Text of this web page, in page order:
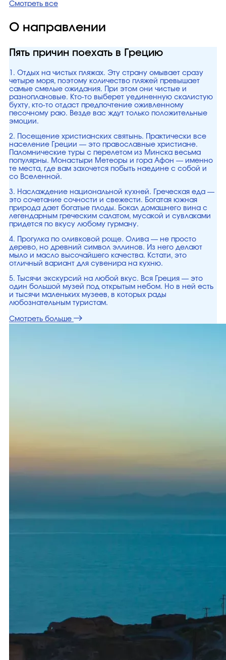
Смотреть все
О направлении
Пять причин поехать в Грецию
1. Отдых на чистых пляжах. Эту страну омывает сразу
четыре моря, поэтому количество пляжей превышает
самые смелые ожидания. При этом они чистые и
разноплановые. Кто-то выберет уединенную скалистую
бухту, кто-то отдаст предпочтение оживленному
песочному раю. Везде вас ждут только положительные
эмоции.
2. Посещение христианских святынь. Практически все
население Греции — это православные христиане.
Паломнические туры с перелетом из Минска весьма
популярны. Монастыри Метеоры и гора Афон — именно
те места, где вам захочется побыть наедине с собой и
со Вселенной.
3. Наслаждение национальной кухней. Греческая еда —
это сочетание сочности и свежести. Богатая южная
природа дает богатые плоды. Бокал домашнего вина с
легендарным греческим салатом, мусакой и сувлаками
придется по вкусу любому гурману.
4. Прогулка по оливковой роще. Олива — не просто
дерево, но древний символ эллинов. Из него делают
мыло и масло высочайшего качества. Кстати, это
отличный вариант для сувенира на кухню.
5. Тысячи экскурсий на любой вкус. Вся Греция — это
один большой музей под открытым небом. Но в ней есть
и тысячи маленьких музеев, в которых рады
любознательным туристам.
Смотреть больше